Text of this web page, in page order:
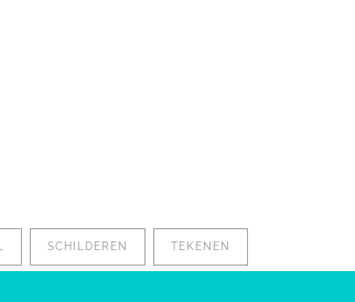
SCHILDEREN TEKENEN